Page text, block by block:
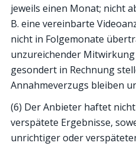
jeweils einen Monat; nicht
B. eine vereinbarte
nicht in Folgemonate
unzureichender
gesondert in Rechnung
Annahmeverzugs bleiben
(6) Der Anbieter haftet
verspätete Ergebnisse,
unrichtiger oder